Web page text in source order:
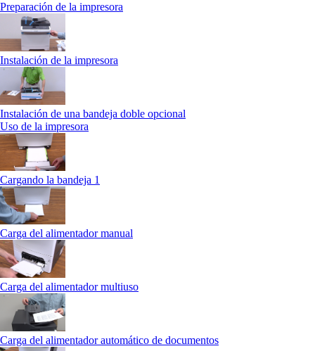
Preparación de la impresora
Instalación de la impresora
Instalación de una bandeja doble opcional
Uso de la impresora
Cargando la bandeja 1
Carga del alimentador manual
Carga del alimentador multiuso
Carga del alimentador automático de documentos